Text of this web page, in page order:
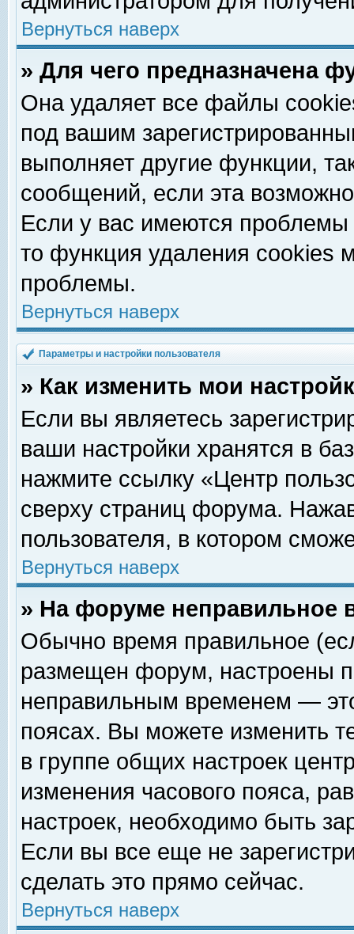
Вернуться наверх
» Для чего предназначена
Она удаляет все файлы
под вашим
выполняет другие функции,
сообщений, если эта
Если у вас имеются
то функция удаления cookies
проблемы.
Вернуться наверх
Параметры и настройки пользователя
» Как изменить мои
Если вы являетесь
ваши настройки хранятся в
нажмите ссылку «Центр
сверху страниц форума.
пользователя, в котором
Вернуться наверх
» На форуме неправильное
Обычно время правильное
размещен форум, настроены
неправильным временем —
поясах. Вы можете изменить
в группе общих настроек
изменения часового пояса,
настроек, необходимо быть
Если вы все еще не
сделать это прямо сейчас.
Вернуться наверх